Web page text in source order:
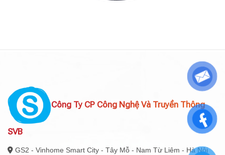
Công Ty CP Công Nghệ Và Truyền Thông
SVB
GS2 - Vinhome Smart City - Tây Mỗ - Nam Từ Liêm - Hà Nội